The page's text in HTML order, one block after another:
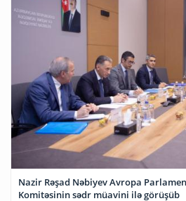
Nazir Rəşad Nəbiyev Avropa
Komitəsinin sədr müavini ilə görüşüb